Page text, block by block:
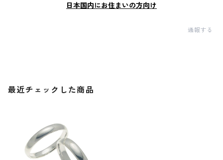
日本国内にお住まいの方向け
通報する
最近チェックした商品